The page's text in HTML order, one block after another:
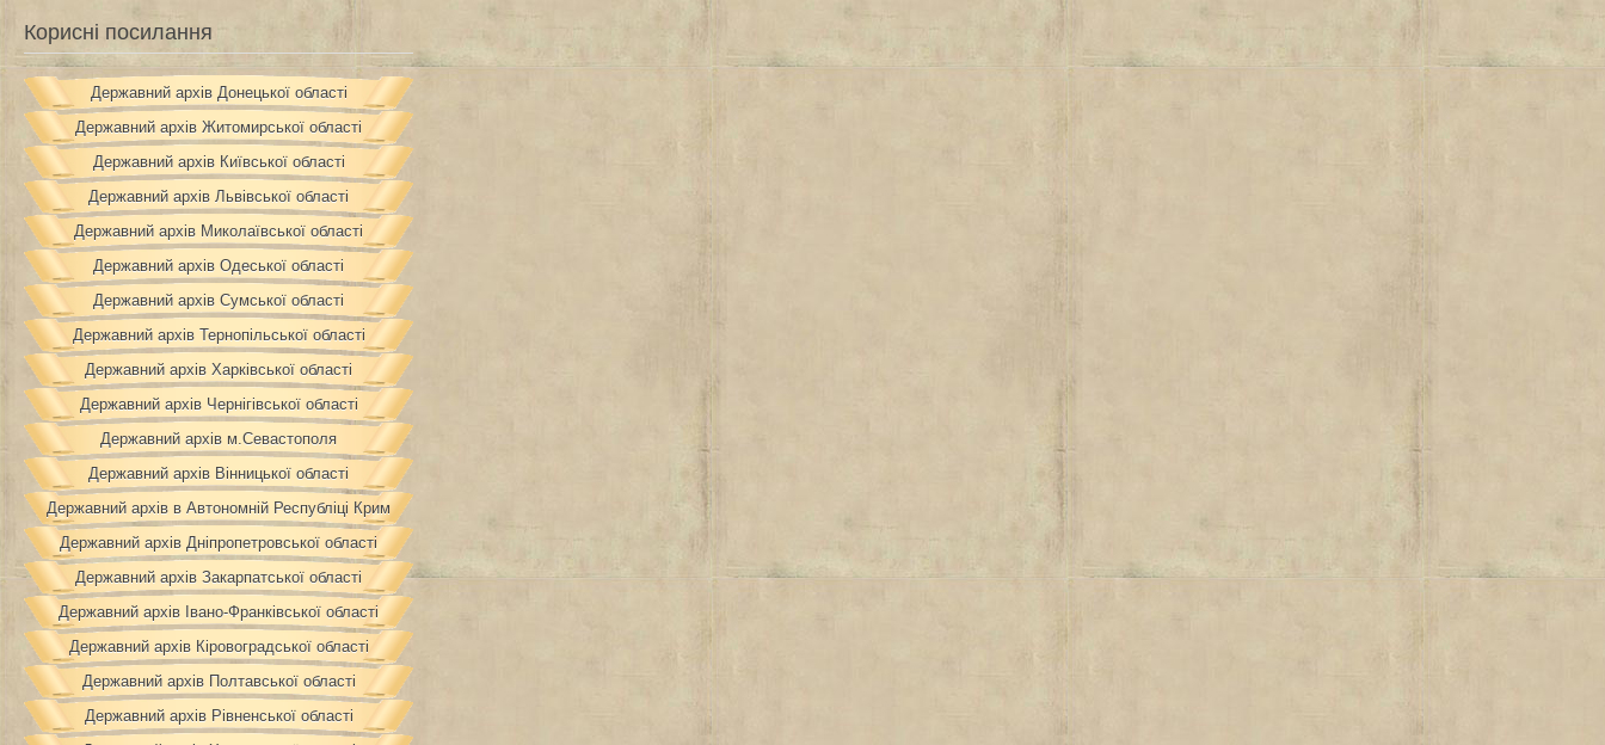
Корисні посилання
Державний архів Донецької області
Державний архів Житомирської області
Державний архів Київської області
Державний архів Львівської області
Державний архів Миколаївської області
Державний архів Одеської області
Державний архів Сумської області
Державний архів Тернопільської області
Державний архів Харківської області
Державний архів Чернігівської області
Державний архів м.Севастополя
Державний архів Вінницької області
Державний архів в Автономній Республіці Крим
Державний архів Дніпропетровської області
Державний архів Закарпатської області
Державний архів Івано-Франківської області
Державний архів Кіровоградської області
Державний архів Полтавської області
Державний архів Рівненської області